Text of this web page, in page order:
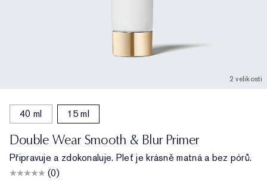
2 velikosti
40 ml 15 ml
Double Wear Smooth & Blur Primer
Připravuje a zdokonaluje. Pleť je krásně matná a bez pórů.
(0)